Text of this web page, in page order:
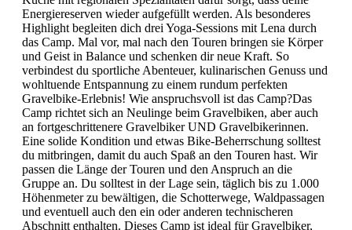
Energiereserven wieder aufgefüllt werden. Als besonderes
Highlight begleiten dich drei Yoga-Sessions mit Lena durch
das Camp. Mal vor, mal nach den Touren bringen sie Körper
und Geist in Balance und schenken dir neue Kraft. So
verbindest du sportliche Abenteuer, kulinarischen Genuss und
wohltuende Entspannung zu einem rundum perfekten
Gravelbike-Erlebnis! Wie anspruchsvoll ist das Camp?Das
Camp richtet sich an Neulinge beim Gravelbiken, aber auch
an fortgeschrittenere Gravelbiker UND Gravelbikerinnen.
Eine solide Kondition und etwas Bike-Beherrschung solltest
du mitbringen, damit du auch Spaß an den Touren hast. Wir
passen die Länge der Touren und den Anspruch an die
Gruppe an. Du solltest in der Lage sein, täglich bis zu 1.000
Höhenmeter zu bewältigen, die Schotterwege, Waldpassagen
und eventuell auch den ein oder anderen technischeren
Abschnitt enthalten. Dieses Camp ist ideal für Gravelbiker,